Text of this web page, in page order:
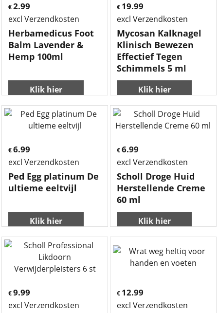
€ 2.99
excl Verzendkosten
Herbamedicus Foot
Balm Lavender &
Hemp 100ml
Klik hier
€ 19.99
excl Verzendkosten
Mycosan Kalknagel
Klinisch Bewezen
Effectief Tegen
Schimmels 5 ml
Klik hier
€ 6.99
excl Verzendkosten
Ped Egg platinum De
ultieme eeltvijl
Klik hier
€6.99
excl Verzendkosten
Scholl Droge Huid
Herstellende Creme
60 ml
Klik hier
€ 9.99
excl Verzendkosten
€ 12.99
excl Verzendkosten